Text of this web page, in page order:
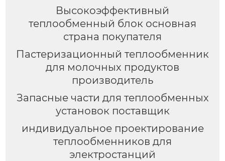
Высокоэффективный
теплообменный блок основная
страна покупателя
Пастеризационный теплообменник
для молочных продуктов
производитель
Запасные части для теплообменных
установок поставщик
индивидуальное проектирование
теплообменников для
электростанций